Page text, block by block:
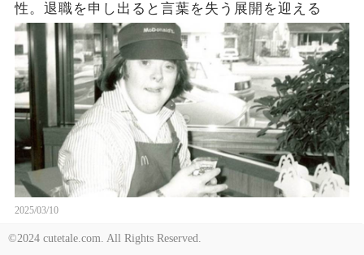
性。退職を申し出ると言葉を失う展開を迎える
2025/03/10
©2024 cutetale.com. All Rights Reserved.